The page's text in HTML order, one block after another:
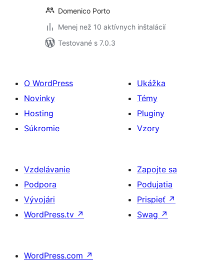
Domenico Porto
Menej než 10 aktívnych inštalácií
Testované s 7.0.3
O WordPress
Novinky
Hosting
Súkromie
Ukážka
Témy
Pluginy
Vzory
Vzdelávanie
Podpora
Vývojári
WordPress.tv ↗
Zapojte sa
Podujatia
Prispieť ↗
Swag ↗
WordPress.com ↗